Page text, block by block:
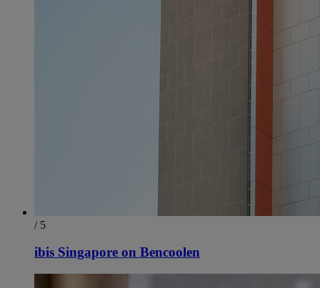
/ 5
ibis Singapore on Bencoolen